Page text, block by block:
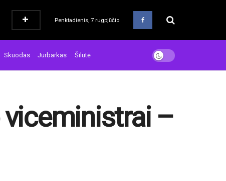
Penktadienis, 7 rugpjūčio
Skuodas Jurbarkas Šilutė
–